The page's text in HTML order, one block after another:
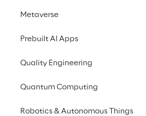
Metaverse
Prebuilt AI Apps
Quality Engineering
Quantum Computing
Robotics & Autonomous Things